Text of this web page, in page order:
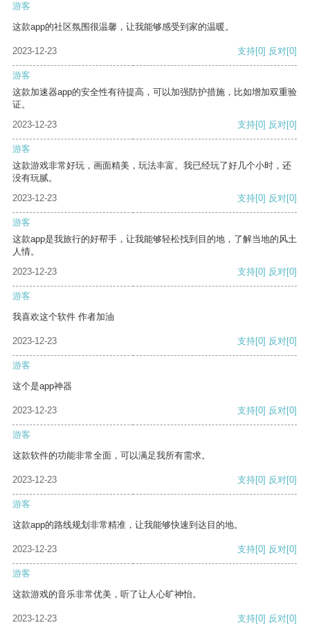
游客
这款app的社区氛围很温馨，让我能够感受到家的温暖。
2023-12-23 支持[0] 反对[0]
游客
这款加速器app的安全性有待提高，可以加强防护措施，比如增加双重验
证。
2023-12-23
支持[0] 反对[0]
游客
这款游戏非常好玩，画面精美，玩法丰富。我已经玩了好几个小时，还
没有玩腻。
2023-12-23
支持[0] 反对[0]
游客
这款app是我旅行的好帮手，让我能够轻松找到目的地，了解当地的风土
人情。
2023-12-23
支持[0] 反对[0]
游客
我喜欢这个软件 作者加油
2023-12-23 支持[0] 反对[0]
游客
这个是app神器
2023-12-23 支持[0] 反对[0]
游客
这款软件的功能非常全面，可以满足我所有需求。
2023-12-23 支持[0] 反对[0]
游客
这款app的路线规划非常精准，让我能够快速到达目的地。
2023-12-23 支持[0] 反对[0]
游客
这款游戏的音乐非常优美，听了让人心旷神怡。
2023-12-23 支持[0] 反对[0]